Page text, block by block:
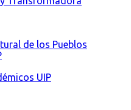
de los Pueblos
UIP